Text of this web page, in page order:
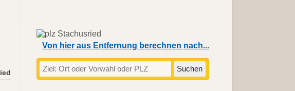
Von hier aus Entfernung berechnen nach...